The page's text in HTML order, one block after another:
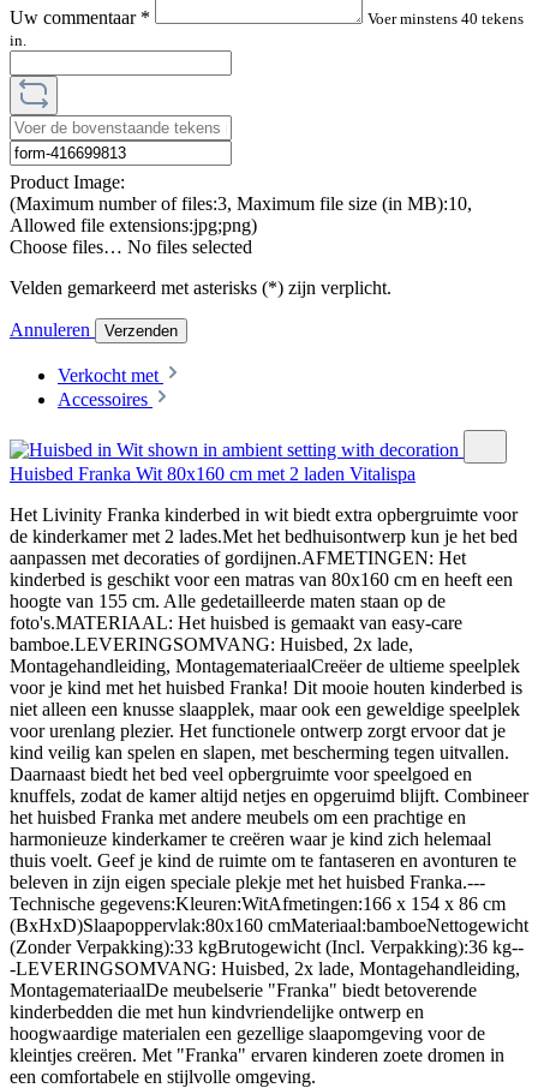
Uw commentaar *
Voer minstens 40 tekens
in.
Product Image:
(Maximum number of files:3, Maximum file size (in MB):10,
Allowed file extensions:jpg;png)
Choose files… No files selected
Velden gemarkeerd met asterisks (*) zijn verplicht.
Annuleren Verzenden
Verkocht met
Accessoires
Huisbed Franka Wit 80x160 cm met 2 laden Vitalispa
Het Livinity Franka kinderbed in wit biedt extra opbergruimte voor
de kinderkamer met 2 lades.Met het bedhuisontwerp kun je het bed
aanpassen met decoraties of gordijnen.AFMETINGEN: Het
kinderbed is geschikt voor een matras van 80x160 cm en heeft een
hoogte van 155 cm. Alle gedetailleerde maten staan op de
foto's.MATERIAAL: Het huisbed is gemaakt van easy-care
bamboe.LEVERINGSOMVANG: Huisbed, 2x lade,
Montagehandleiding, MontagemateriaalCreëer de ultieme speelplek
voor je kind met het huisbed Franka! Dit mooie houten kinderbed is
niet alleen een knusse slaapplek, maar ook een geweldige speelplek
voor urenlang plezier. Het functionele ontwerp zorgt ervoor dat je
kind veilig kan spelen en slapen, met bescherming tegen uitvallen.
Daarnaast biedt het bed veel opbergruimte voor speelgoed en
knuffels, zodat de kamer altijd netjes en opgeruimd blijft. Combineer
het huisbed Franka met andere meubels om een prachtige en
harmonieuze kinderkamer te creëren waar je kind zich helemaal
thuis voelt. Geef je kind de ruimte om te fantaseren en avonturen te
beleven in zijn eigen speciale plekje met het huisbed Franka.---
Technische gegevens:Kleuren:WitAfmetingen:166 x 154 x 86 cm
(BxHxD)Slaapoppervlak:80x160 cmMateriaal:bamboeNettogewicht
(Zonder Verpakking):33 kgBrutogewicht (Incl. Verpakking):36 kg--
-LEVERINGSOMVANG: Huisbed, 2x lade, Montagehandleiding,
MontagemateriaalDe meubelserie "Franka" biedt betoverende
kinderbedden die met hun kindvriendelijke ontwerp en
hoogwaardige materialen een gezellige slaapomgeving voor de
kleintjes creëren. Met "Franka" ervaren kinderen zoete dromen in
een comfortabele en stijlvolle omgeving.